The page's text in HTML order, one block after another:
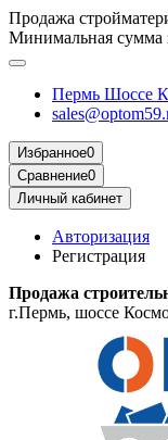
Продажа
Минимальная сумма
Пермь Шоссе
Избранное0
Сравнение0
Личный кабинет
Авторизация
Регистрация
Продажа
г.Пермь, шоссе